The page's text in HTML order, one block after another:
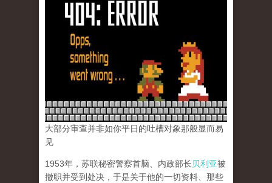
大部分审查并非如你平日的吐槽对象那般显而易
见
1953年，苏联秘密警察首脑、内政部长贝利亚被
撤职并受到处决，于是关于他的一切资料、那些